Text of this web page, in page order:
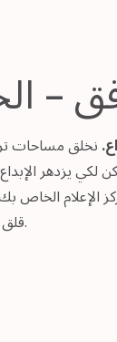
–
نخلق مساحات
يزدهر
الإعلام
قلق، لضمان سلامة أصولك وأفرادك.